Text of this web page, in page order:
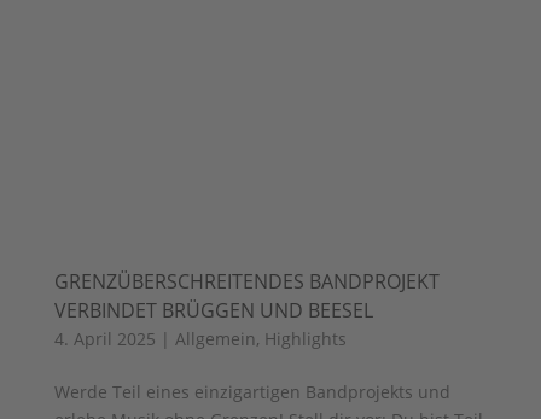
GRENZÜBERSCHREITENDES BANDPROJEKT
VERBINDET BRÜGGEN UND BEESEL
4. April 2025 | Allgemein, Highlights
Werde Teil eines einzigartigen Bandprojekts und